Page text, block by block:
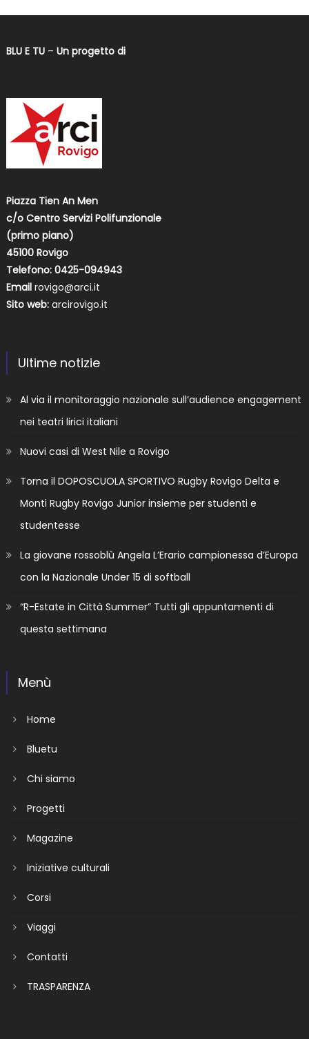
BLU E TU– Un progetto di
Piazza Tien An Men
c/o Centro Servizi Polifunzionale
(primo piano)
45100 Rovigo
Telefono: 0425-094943
Email rovigo@arci.it
Sito web: arcirovigo.it
Ultime notizie
Al via il monitoraggio nazionale sull’audience engagement
nei teatri lirici italiani
Nuovi casi di West Nile a Rovigo
Torna il DOPOSCUOLA SPORTIVO Rugby Rovigo Delta e
Monti Rugby Rovigo Junior insieme per studenti e
studentesse
La giovane rossoblù Angela L’Erario campionessa d’Europa
con la Nazionale Under 15 di softball
“R-Estate in Città Summer” Tutti gli appuntamenti di
questa settimana
Menù
Home
Bluetu
Chi siamo
Progetti
Magazine
Iniziative culturali
Corsi
Viaggi
Contatti
TRASPARENZA